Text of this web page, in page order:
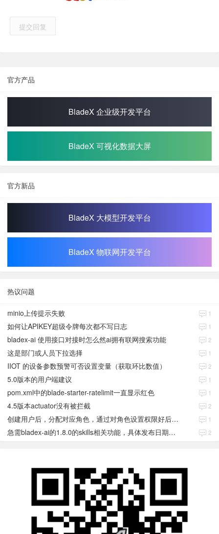
提交回复
官方产品
BladeX 企业级开发平台
BladeX 可视化数据大屏
官方新品
BladeX 大模型开发平台
BladeX 物联网开发平台
热议问题
minio上传提示失败 1
如何让APIKEY超级令牌每次都不写日志 1
bladex-ai 使用接口对接时怎么然ai拥有联网搜索功能 2
这是部门或人员下拉选择 1
IIOT 的设备参数预警可否设置变量（获取环比数值） 2
5.0版本的用户端建议 1
pom.xml中的blade-starter-ratelimit一直显示红色 1
4.5版本actuator没有被拦截 2
创建用户后，分配对应角色，通过对角色设置权限好后，登录当前用户后。查看不到当前已分配对应角色权限数据 1
急需bladex-ai的1.8.0的skills相关功能，具体发布日期是多少号 2